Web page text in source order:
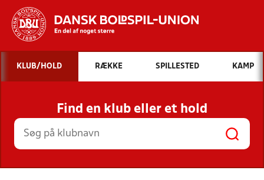
Hvad vil du søge efter?
INDHOLD OG NYHEDER
STILLINGER, RESULTATER, KLUBBER OG
HOLD
KLUB/HOLD RÆKKE SPILLESTED KAMP
Find en klub eller et hold